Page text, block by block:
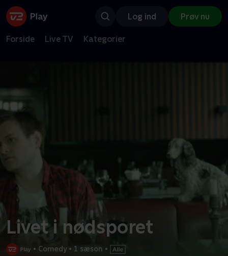
Log ind Prøv nu
Forside Live TV Kategorier
Livet i nødsporet
• Comedy • 1 sæson •